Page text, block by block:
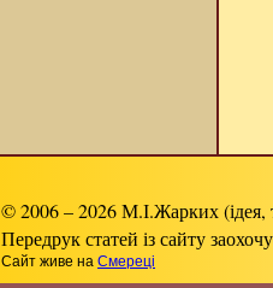
© 2006 – 2026 М.І.Жарких (ідея,
Передрук статей із сайту
Сайт живе на Смереці